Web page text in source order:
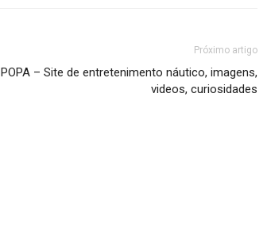
Próximo artigo
POPA – Site de entretenimento náutico, imagens,
videos, curiosidades